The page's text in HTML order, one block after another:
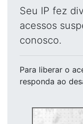
Seu IP fez
acessos
conosco.
Para liberar o
responda ao